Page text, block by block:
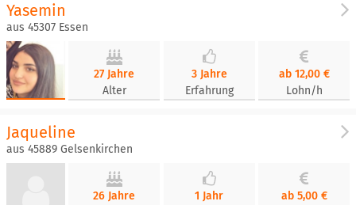
Yasemin
aus 45307 Essen
27 Jahre
Alter
3 Jahre
Erfahrung
ab 12,00 €
Lohn/h
Jaqueline
aus 45889 Gelsenkirchen
26 Jahre
1 Jahr
ab 5,00 €